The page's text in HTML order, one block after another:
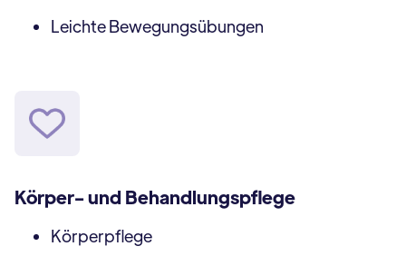
Leichte Bewegungsübungen
Körper- und Behandlungspflege
Körperpflege